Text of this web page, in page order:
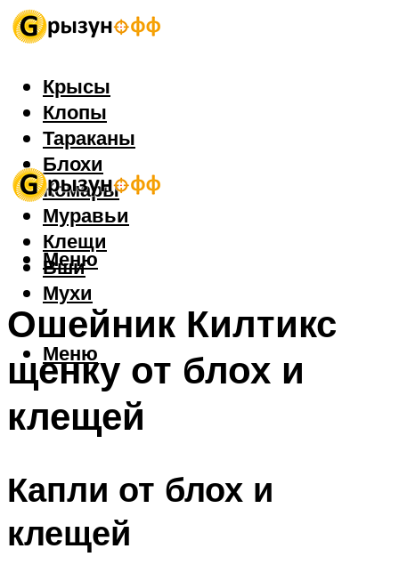
Крысы
Клопы
Тараканы
Блохи
Комары
Муравьи
Клещи
Вши
Мухи
Меню
Меню
Ошейник Килтикс
щенку от блох и
клещей
Капли от блох и
клещей